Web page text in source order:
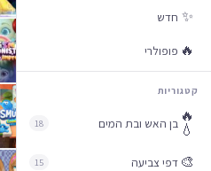
✨ חדש
🔥 פופולרי
קטגוריות
🔥
💧 בן האש ובת המים 18
🎨 דפי צביעה 15